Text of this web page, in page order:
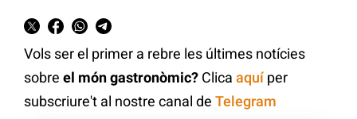
Vols ser el primer a rebre les últimes notícies
sobre el món gastronòmic? Clica aquíper
subscriure't al nostre canal de Telegram